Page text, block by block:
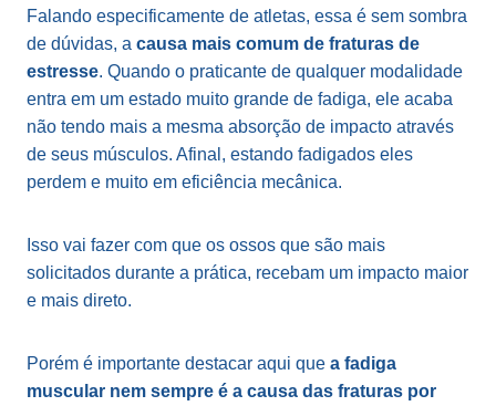
Falando especificamente de atletas, essa é sem sombra
de dúvidas, a causa mais comum de fraturas de
estresse. Quando o praticante de qualquer modalidade
entra em um estado muito grande de fadiga, ele acaba
não tendo mais a mesma absorção de impacto através
de seus músculos. Afinal, estando fadigados eles
perdem e muito em eficiência mecânica.
Isso vai fazer com que os ossos que são mais
solicitados durante a prática, recebam um impacto maior
e mais direto.
Porém é importante destacar aqui que a fadiga
muscular nem sempre é a causa das fraturas por